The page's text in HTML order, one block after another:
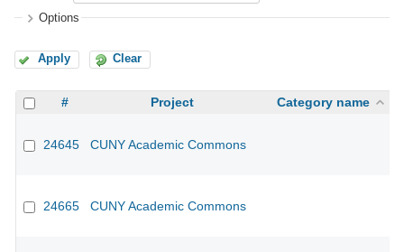
Options
Apply Clear
# Project Category name
24645 CUNY Academic Commons
24665 CUNY Academic Commons